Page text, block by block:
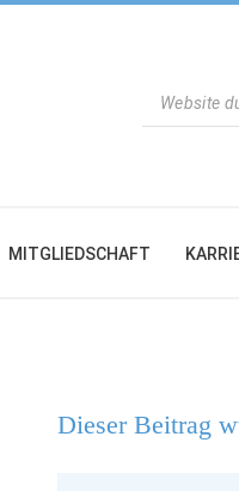
MITGLIEDSCHAFT
Dieser Beitrag